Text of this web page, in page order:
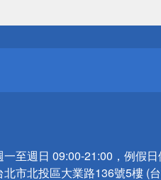
一至週日 09:00-21:00，例假
北市北投區大業路136號5樓 (